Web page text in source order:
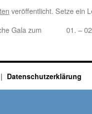
veröffentlicht. Setze ein
Gala zum
01. –
Datenschutzerklärung